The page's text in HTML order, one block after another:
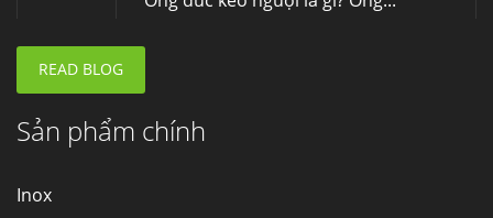
máy...
nhất, Mua Inconel 625 tại Việt Nam
Hợp kim N06625 là hợp kim chịu
READ BLOG
Sản phẩm chính
Inox